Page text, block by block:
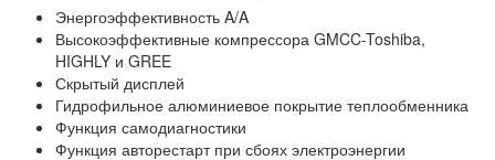
Энергоэффективность A/A
Высокоэффективные компрессора GMCC-Toshiba,
HIGHLY и GREE
Скрытый дисплей
Гидрофильное алюминиевое покрытие теплообменника
Функция самодиагностики
Функция авторестарт при сбоях электроэнергии